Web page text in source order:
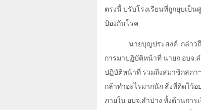
ตรงนี้ ปรับโรงเรียนที่ถูกยุบเป็
ป้องกันโรค
นายบุญประสงค์ กล่าว
การมาปฏิบัติหน้าที่ นายก อบจ.
ปฏิบัติหน้าที่ รวมถึงสมาชิกสภา
กล้าทำอะไรมากนัก สิ่งที่คิดไว้
ภายใน อบจ.ลำปาง ทั้งด้านกา